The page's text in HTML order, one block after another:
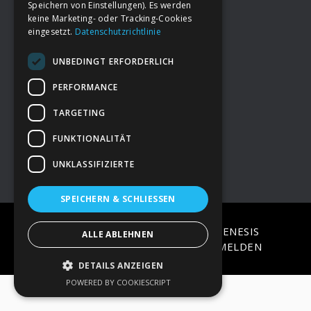
FooterDeine Spende
→ Impressum
→Kontakt zum PAO Team
COPYRIGHT © 2026 · ON
GENESIS
FRAMEWORK·WORDPRESS·ANMELDEN
Speichern von Einstellungen). Es werden
keine Marketing- oder Tracking-Cookies
eingesetzt. Datenschutzrichtlinie
UNBEDINGT ERFORDERLICH
PERFORMANCE
TARGETING
FUNKTIONALITÄT
UNKLASSIFIZIERTE
SPEICHERN & SCHLIESSEN
ALLE ABLEHNEN
DETAILS ANZEIGEN
POWERED BY COOKIESCRIPT